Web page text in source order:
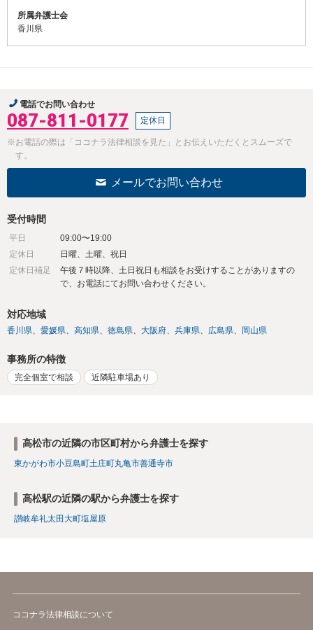
所属弁護士会
香川県
電話でお問い合わせ
087-811-0177 定休日
※お電話の際は「ココナラ法律相談を見た」とお伝えいただくとスムーズで
す。
メールでお問い合わせ
受付時間
平日
09:00〜19:00
定休日
日曜、土曜、祝日
定休日補足
午後７時以降、土日祝日も相談をお受けすることがありますの
で、お電話にてお問い合わせください。
対応地域
香川県 愛媛県 高知県 徳島県 大阪府 兵庫県 広島県 岡山県
事務所の特徴
完全個室で相談 近隣駐車場あり
高松市の近隣の市区町村から弁護士を探す
東かがわ市小豆島町土庄町丸亀市善通寺市
高松駅の近隣の駅から弁護士を探す
讃岐牟礼太田大町塩屋原
ココナラ法律相談について